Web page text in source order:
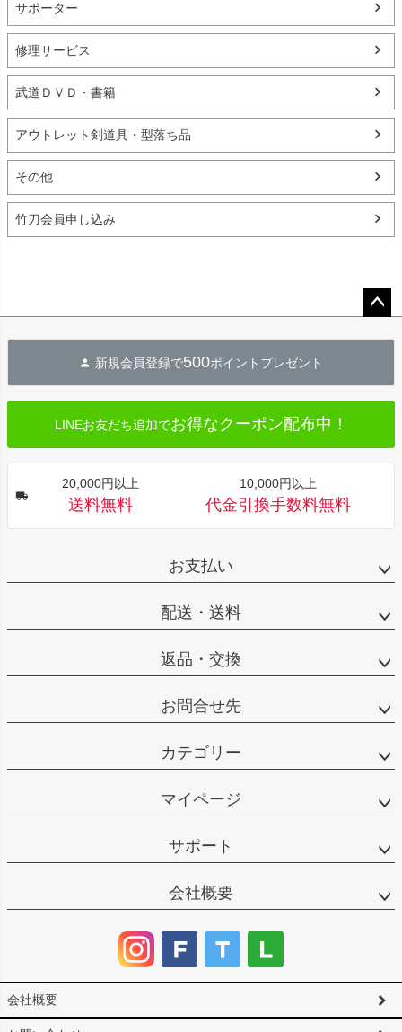
サポーター
修理サービス
武道ＤＶＤ・書籍
アウトレット剣道具・型落ち品
その他
竹刀会員申し込み
へ
新規会員登録で500ポイントプレゼント
LINEお友だち追加でお得なクーポン配布中！
20,000円以上
送料無料
10,000円以上
代金引換手数料無料
お支払い
配送・送料
返品・交換
お問合せ先
カテゴリー
マイページ
サポート
会社概要
会社概要